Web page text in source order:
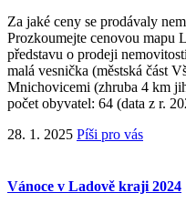
Za jaké ceny se prodávaly
Prozkoumejte cenovou mapu
představu o prodeji
malá vesnička (městská část
Mnichovicemi (zhruba 4 km
počet obyvatel: 64 (data z r.
28. 1. 2025 Píši pro vás
Vánoce v Ladově kraji 2024